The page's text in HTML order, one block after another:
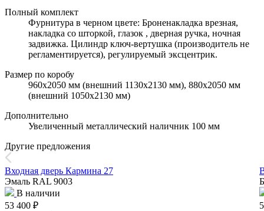
Полный комплект
Фурнитура в черном цвете: Броненакладка врезная,
накладка со шторкой, глазок , дверная ручка, ночная
задвижка. Цилиндр ключ-вертушка (производитель не
регламентируется), регулируемый эксцентрик.
Размер по коробу
960х2050 мм (внешний 1130х2130 мм), 880х2050 мм
(внешний 1050х2130 мм)
Дополнительно
Увеличенный металлический наличник 100 мм
Другие предложения
Входная дверь Кармина 27
Эмаль RAL 9003
В наличии
53 400 ₽